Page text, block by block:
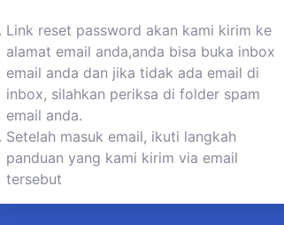
Link reset password akan kami kirim ke
alamat email anda,anda bisa buka inbox
email anda dan jika tidak ada email di
inbox, silahkan periksa di folder spam
email anda.
Setelah masuk email, ikuti langkah
panduan yang kami kirim via email
tersebut